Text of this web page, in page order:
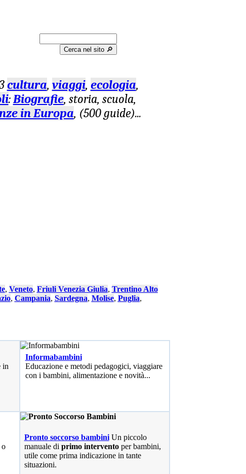
Cerca nel sito 🔎︎
cultura, viaggi, ecologia,
:Biografie, storia, scuola,
in Europa, (500 guide)...
, Veneto, Friuli Venezia Giulia, Trentino Alto
, Campania, Sardegna, Molise, Puglia,
in
Informabambini
Educazione e metodi pedagogici, viaggiare
con i bambini, alimentazione e novità...
o
Pronto soccorso bambiniUn piccolo
manuale di primo interventoper bambini,
utile come prima indicazione in tante
situazioni.